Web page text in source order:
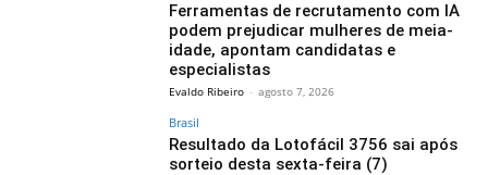
Ferramentas de recrutamento com IA
podem prejudicar mulheres de meia-
idade, apontam candidatas e
especialistas
Evaldo Ribeiro - agosto 7, 2026
Brasil
Resultado da Lotofácil 3756 sai após
sorteio desta sexta-feira (7)